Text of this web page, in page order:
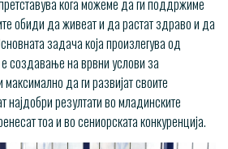
кога можеме да ги поддржиме
обиди да живеат и да растат здраво и да
задача која произлегува од
создавање на врвни услови за
да ги развијат своите
најдобри резултати во младинските
тоа и во сениорската конкуренција.